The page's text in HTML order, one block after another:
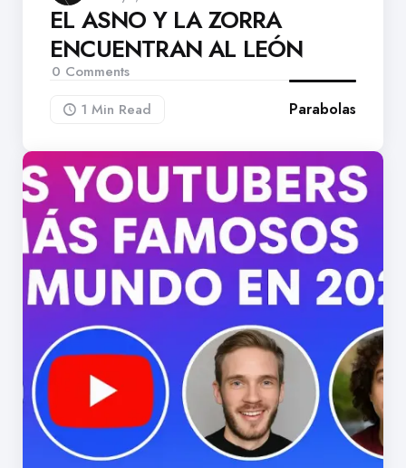
EL ASNO Y LA ZORRA
ENCUENTRAN AL LEÓN
0 Comments
1 Min Read Parabolas